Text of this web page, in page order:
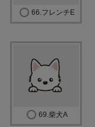
66.フレンチE
69.柴犬A